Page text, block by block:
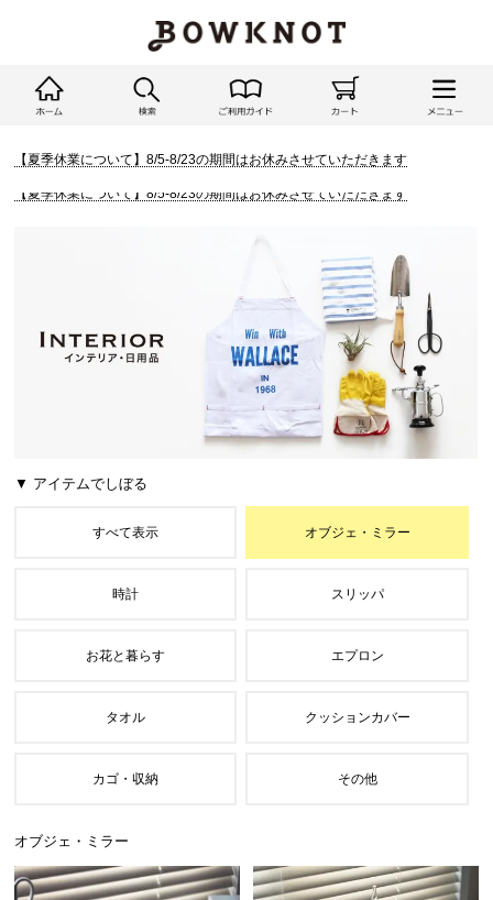
【夏季休業について】8/5-8/23の期間はお休みさせていただきます
オブジェ・ミラー